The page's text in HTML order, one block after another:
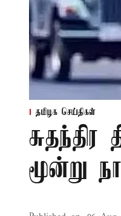
தமிழக செய்திகள்
மூன்று